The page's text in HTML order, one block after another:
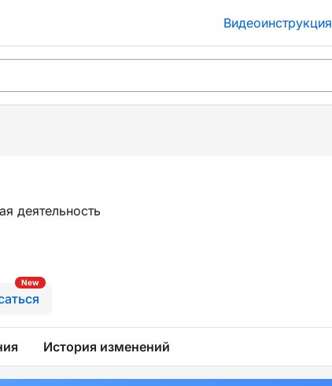
Видеоинструкция
деятельность
New
История изменений